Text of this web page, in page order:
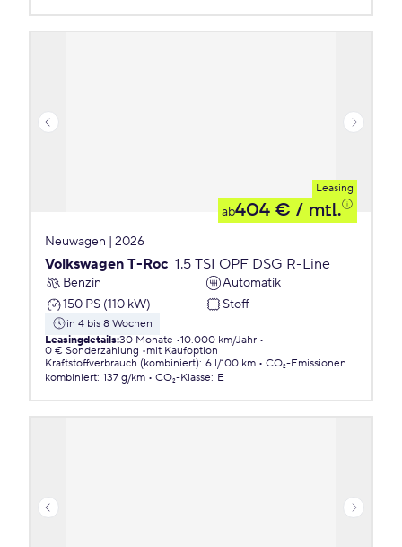
Leasing
ab404 € / mtl.
Neuwagen | 2026
Volkswagen T-Roc 1.5 TSI OPF DSG R-Line
Benzin
Automatik
150 PS (110 kW)
Stoff
in 4 bis 8 Wochen
Leasingdetails:30 Monate 10.000 km/Jahr
0 € Sonderzahlung
mit Kaufoption
Kraftstoffverbrauch (kombiniert): 6 l/100 km
CO₂-Emissionen
kombiniert: 137 g/km CO₂-Klasse: E